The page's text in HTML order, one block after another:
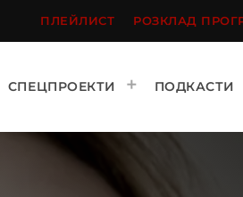
ПЛЕЙЛИСТ РОЗКЛАД
СПЕЦПРОЕКТИ ПОДКАСТИ